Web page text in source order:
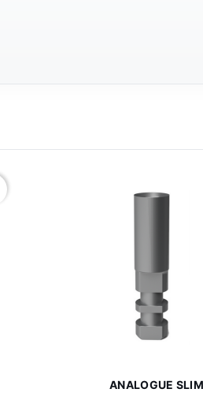
Aperçu rapide
ANALOGUE SLIM